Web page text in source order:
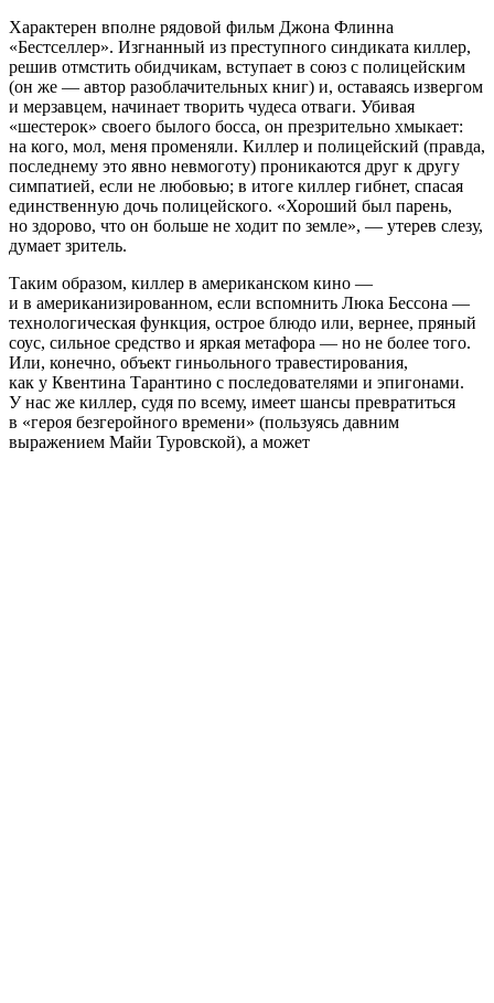
Характерен вполне рядовой фильм Джона Флинна
«Бестселлер». Изгнанный из преступного синдиката киллер,
решив отмстить обидчикам, вступает в союз с полицейским
(он же — автор разоблачительных книг) и, оставаясь извергом
и мерзавцем, начинает творить чудеса отваги. Убивая
«шестерок» своего былого босса, он презрительно хмыкает:
на кого, мол, меня променяли. Киллер и полицейский (правда,
последнему это явно невмоготу) проникаются друг к другу
симпатией, если не любовью; в итоге киллер гибнет, спасая
единственную дочь полицейского. «Хороший был парень,
но здорово, что он больше не ходит по земле», — утерев слезу,
думает зритель.
Таким образом, киллер в американском кино —
и в американизированном, если вспомнить Люка Бессона —
технологическая функция, острое блюдо или, вернее, пряный
соус, сильное средство и яркая метафора — но не более того.
Или, конечно, объект гиньольного травестирования,
как у Квентина Тарантино с последователями и эпигонами.
У нас же киллер, судя по всему, имеет шансы превратиться
в «героя безгеройного времени» (пользуясь давним
выражением Майи Туровской), а может